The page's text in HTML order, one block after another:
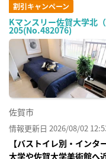
割引キャンペーン
Kマンスリー佐賀大学北
205(No.482076)
佐賀市
情報更新日 2026/08/02
【バストイレ別・イン
大学や佐賀大学美術館へ